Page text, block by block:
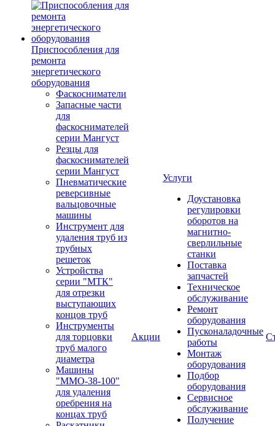
Приспособления для
ремонта
энергетического
оборудования
Фаскосниматели
Запасные части
для
фаскоснимателей
серии Мангуст
Резцы для
фаскоснимателей
серии Мангуст
Пневматические
реверсивные
вальцовочные
машины
Инструмент для
удаления труб из
трубных
решеток
Устройства
серии "МТК"
для отрезки
выступающих
концов труб
Инструменты
для торцовки
труб малого
диаметра
Машины
"ММО-38-100"
для удаления
оребрения на
концах труб
Акции
Услуги
Доустановка
регулировки
оборотов на
магнитно-
сверлильные
станки
Поставка
запчастей
Техническое
обслуживание
Ремонт
оборудования
Пусконаладочные
работы
Монтаж
оборудования
Подбор
оборудования
Сервисное
обслуживание
Получение